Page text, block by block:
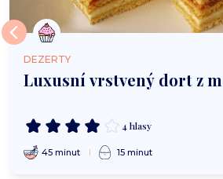
DEZERTY
Luxusní vrstvený dort z
4 hlasy
45 minut 15 minut